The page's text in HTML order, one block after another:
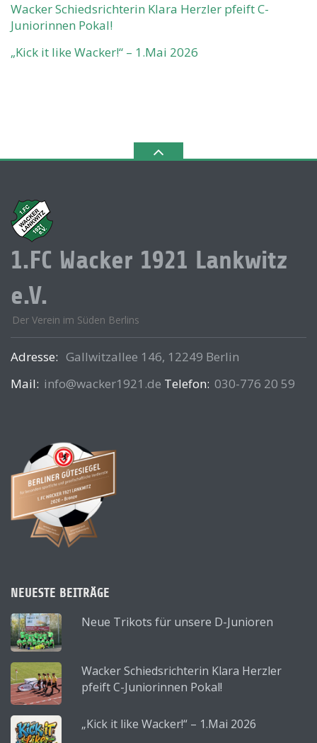
Wacker Schiedsrichterin Klara Herzler pfeift C-
Juniorinnen Pokal!
„Kick it like Wacker!“ – 1.Mai 2026
1.FC Wacker 1921 Lankwitz
e.V.
Der Verein im Süden Berlins
Adresse: Gallwitzallee 146, 12249 Berlin
Mail: info@wacker1921.de Telefon: 030-776 20 59
NEUESTE BEITRÄGE
Neue Trikots für unsere D-Junioren
Wacker Schiedsrichterin Klara Herzler
pfeift C-Juniorinnen Pokal!
„Kick it like Wacker!“ – 1.Mai 2026